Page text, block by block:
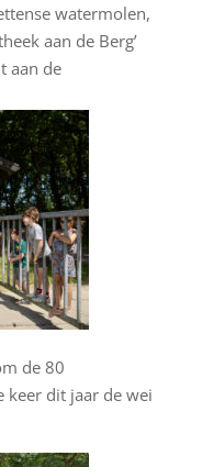
watermolen,
aan de Berg’
aan de
de 80
keer dit jaar de wei